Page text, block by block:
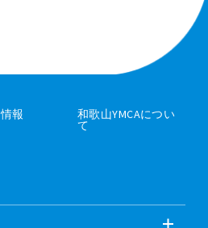
報 和歌山YMCAについ
て